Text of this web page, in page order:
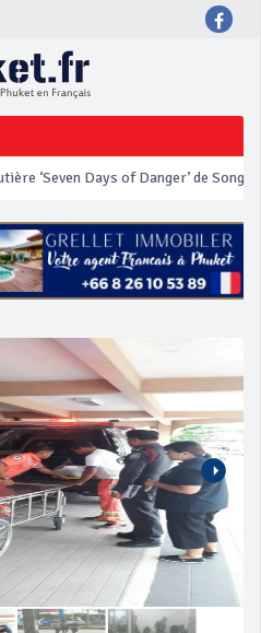
en se faisant arracher son collier en
pendant Songkran
‘Seven Days of Danger’ de